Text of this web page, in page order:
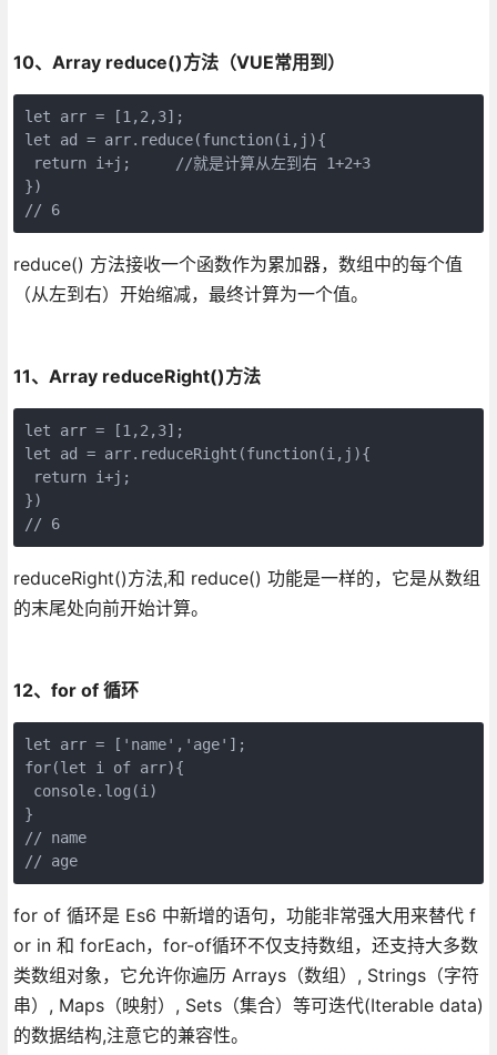
10、Array reduce()方法（VUE常用到）
let arr = [1,2,3];
let ad = arr.reduce(function(i,j){
return i+j;     //就是计算从左到右 1+2+3
})
// 6
reduce() 方法接收一个函数作为累加器，数组中的每个值
（从左到右）开始缩减，最终计算为一个值。
11、Array reduceRight()方法
let arr = [1,2,3];
let ad = arr.reduceRight(function(i,j){
return i+j;
})
// 6
reduceRight()方法,和 reduce() 功能是一样的，它是从数组
的末尾处向前开始计算。
12、for of 循环
let arr = ['name','age'];
for(let i of arr){
console.log(i)
}
// name
// age
for of 循环是 Es6 中新增的语句，功能非常强大用来替代 f
or in 和 forEach，for-of循环不仅支持数组，还支持大多数
类数组对象，它允许你遍历 Arrays（数组）, Strings（字符
串）, Maps（映射）, Sets（集合）等可迭代(Iterable data)
的数据结构,注意它的兼容性。